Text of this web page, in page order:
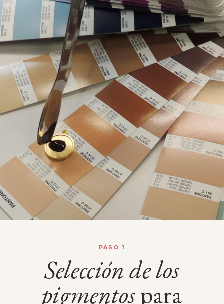
PASO 1
Seleccióndelos
pigmentospara